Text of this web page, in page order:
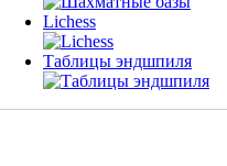
Lichess
Таблицы эндшпиля